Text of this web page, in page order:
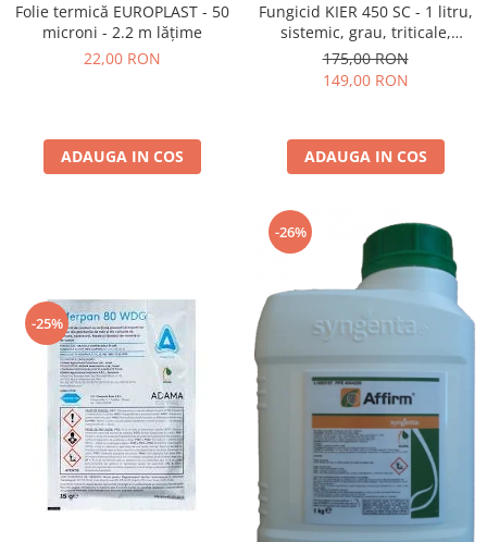
Folie termică EUROPLAST - 50
microni - 2.2 m lățime
22,00 RON
ADAUGA IN COS
Fungicid KIER 450 SC - 1 litru,
sistemic, grau, triticale,
secara, sfecla de zahar, orz
175,00 RON
149,00 RON
ADAUGA IN COS
-25%
-26%